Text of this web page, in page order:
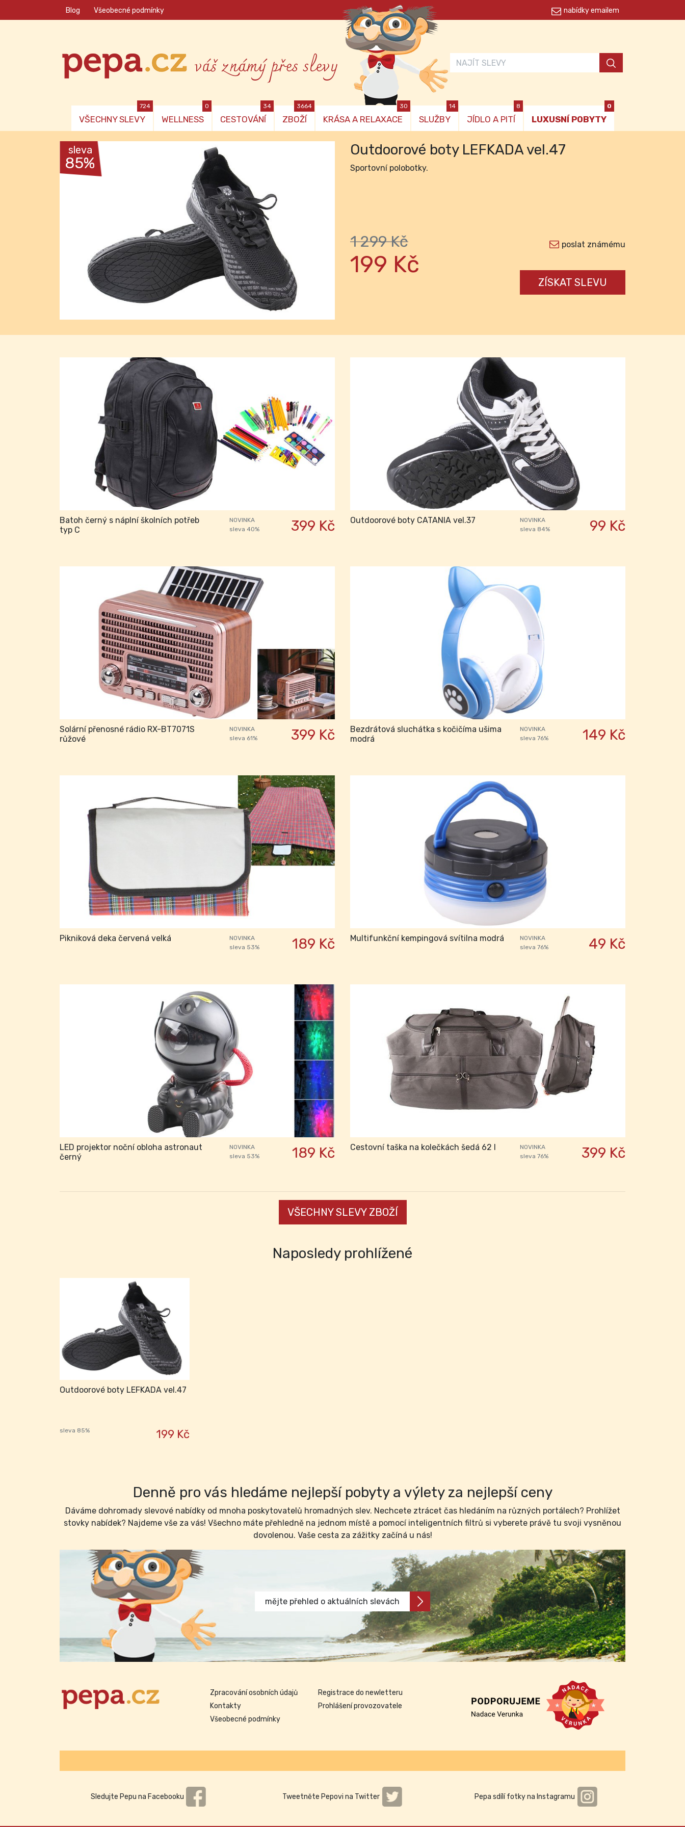
Blog Všeobecné podmínky nabídky emailem
váš známý přes slevy
VŠECHNY SLEVY
724
WELLNESS
0
CESTOVÁNÍ
34
ZBOŽÍ
3664
KRÁSA A RELAXACE
30
SLUŽBY
14
JÍDLO A PITÍ
8
LUXUSNÍ POBYTY
0
sleva
85%
Outdoorové boty LEFKADA vel.47
Sportovní polobotky.
1 299 Kč
199 Kč
poslat známému
ZÍSKAT SLEVU
Batoh černý s náplní školních potřeb
typ C
NOVINKA
sleva 40%
399 Kč Outdoorové boty CATANIA vel.37
NOVINKA
sleva 84%
99 Kč
Solární přenosné rádio RX-BT7071S
růžové
NOVINKA
sleva 61%
399 Kč
Bezdrátová sluchátka s kočičíma ušima
modrá
NOVINKA
sleva 76%
149 Kč
Pikniková deka červená velká
NOVINKA
sleva 53%
189 Kč Multifunkční kempingová svítilna modrá
NOVINKA
sleva 76%
49 Kč
LED projektor noční obloha astronaut
černý
NOVINKA
sleva 53%
189 Kč Cestovní taška na kolečkách šedá 62 l
NOVINKA
sleva 76%
399 Kč
VŠECHNY SLEVY ZBOŽÍ
Naposledy prohlížené
Outdoorové boty LEFKADA vel.47
sleva 85% 199 Kč
Denně pro vás hledáme nejlepší pobyty a výlety za nejlepší ceny
Dáváme dohromady slevové nabídky od mnoha poskytovatelů hromadných slev. Nechcete ztrácet čas hledáním na různých portálech? Prohlížet
stovky nabídek? Najdeme vše za vás! Všechno máte přehledně na jednom místě a pomocí inteligentních filtrů si vyberete právě tu svoji vysněnou
dovolenou. Vaše cesta za zážitky začíná u nás!
mějte přehled o aktuálních slevách
Zpracování osobních údajů
Kontakty
Všeobecné podmínky
Registrace do newletteru
Prohlášení provozovatele
Sledujte Pepu na Facebooku Tweetněte Pepovi na Twitter Pepa sdílí fotky na Instagramu